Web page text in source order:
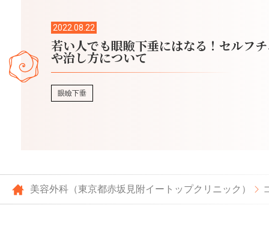
眼瞼下垂
若い人でも眼瞼下垂にはなる！セルフ
や治し方について
2022.08.22
美容外科（東京都赤坂見附イートップクリニック）